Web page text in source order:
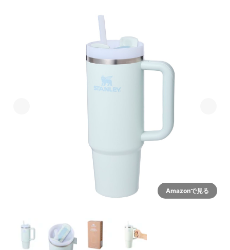
Amazonで見る